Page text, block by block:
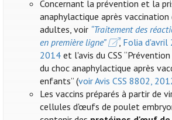
Concernant la prévention et la
anaphylactique après
adultes, voir “Traitement des
en première ligne”
, Folia d'avril
2014 et l'avis du CSS
du choc anaphylactique après
enfants” (voir Avis CSS 8802,
Les vaccins préparés à partir de
cellules d'œufs de poulet